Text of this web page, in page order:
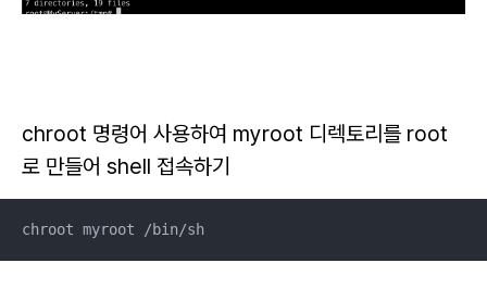
chroot 명령어 사용하여 myroot 디렉토리를 root
로 만들어 shell 접속하기
chroot myroot /bin/sh